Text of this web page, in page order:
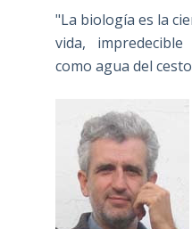
"La biología es la
vida,
como agua del